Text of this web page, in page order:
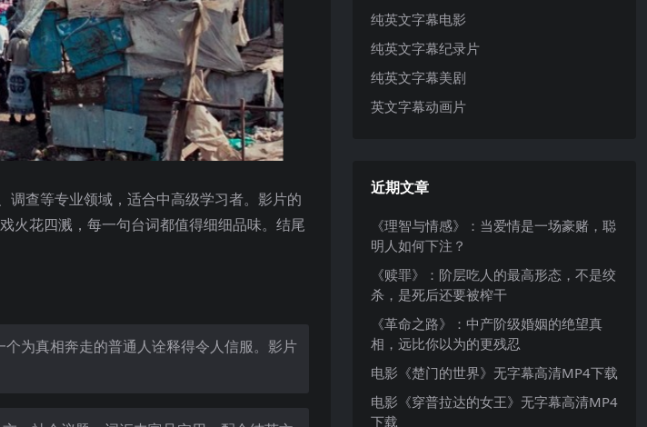
调查等专业领域，适合中高级学习者。影片的
火花四溅，每一句台词都值得细细品味。结尾
为真相奔走的普通人诠释得令人信服。影片
纯英文字幕电影
纯英文字幕纪录片
纯英文字幕美剧
英文字幕动画片
近期文章
《理智与情感》：当爱情是一场豪赌，聪
明人如何下注？
《赎罪》：阶层吃人的最高形态，不是绞
杀，是死后还要被榨干
《革命之路》：中产阶级婚姻的绝望真
相，远比你以为的更残忍
电影《楚门的世界》无字幕高清MP4下载
电影《穿普拉达的女王》无字幕高清MP4
下载